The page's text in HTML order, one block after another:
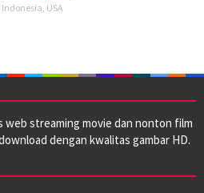
Indonesia USA
web streaming movie dan nonton film
dengan kwalitas gambar HD.